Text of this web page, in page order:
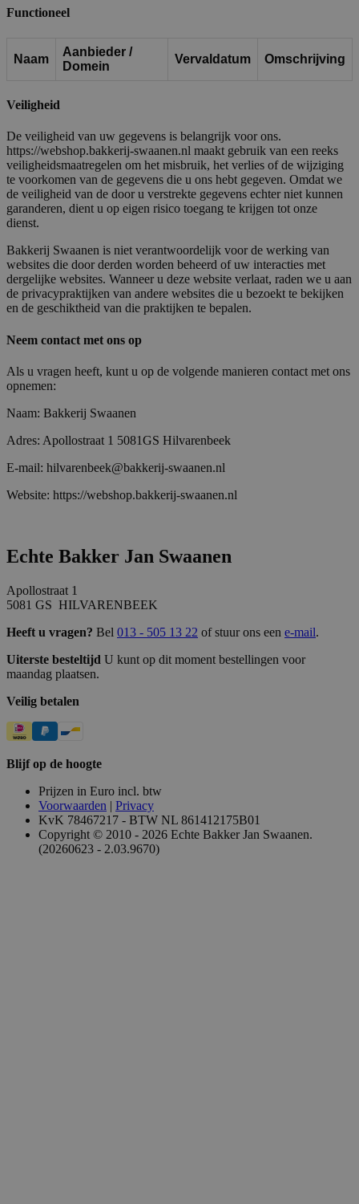
Functioneel
Naam
Aanbieder /
Domein
Vervaldatum Omschrijving
Veiligheid
De veiligheid van uw gegevens is belangrijk voor ons.
https://webshop.bakkerij-swaanen.nl maakt gebruik van een reeks
veiligheidsmaatregelen om het misbruik, het verlies of de wijziging
te voorkomen van de gegevens die u ons hebt gegeven. Omdat we
de veiligheid van de door u verstrekte gegevens echter niet kunnen
garanderen, dient u op eigen risico toegang te krijgen tot onze
dienst.
Bakkerij Swaanen is niet verantwoordelijk voor de werking van
websites die door derden worden beheerd of uw interacties met
dergelijke websites. Wanneer u deze website verlaat, raden we u aan
de privacypraktijken van andere websites die u bezoekt te bekijken
en de geschiktheid van die praktijken te bepalen.
Neem contact met ons op
Als u vragen heeft, kunt u op de volgende manieren contact met ons
opnemen:
Naam: Bakkerij Swaanen
Adres: Apollostraat 1 5081GS Hilvarenbeek
E-mail: hilvarenbeek@bakkerij-swaanen.nl
Website: https://webshop.bakkerij-swaanen.nl
Echte Bakker Jan Swaanen
Apollostraat 1
5081 GS HILVARENBEEK
Heeft u vragen? Bel 013 - 505 13 22 of stuur ons een e-mail.
Uiterste besteltijd U kunt op dit moment bestellingen voor
maandag plaatsen.
Veilig betalen
Blijf op de hoogte
Prijzen in Euro incl. btw
Voorwaarden | Privacy
KvK 78467217 - BTW NL 861412175B01
Copyright © 2010 - 2026 Echte Bakker Jan Swaanen.
(20260623 - 2.03.9670)